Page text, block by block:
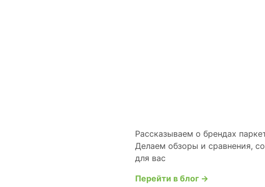
Рассказываем о брендах
Делаем обзоры и сравнения,
для вас
Перейти в блог →